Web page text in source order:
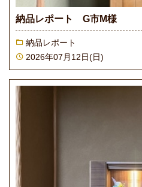
納品レポート G市M様
納品レポート
2026年07月12日(日)